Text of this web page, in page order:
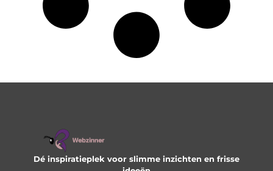
Dé inspiratieplek voor slimme inzichten en frisse